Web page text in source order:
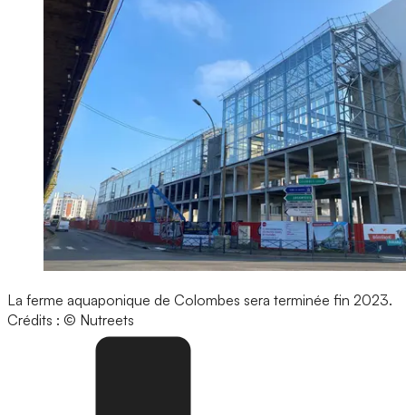
La ferme aquaponique de Colombes sera terminée fin 2023.
Crédits : © Nutreets